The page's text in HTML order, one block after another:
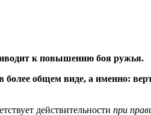
к повышению боя ружья.
общем виде, а именно:
действительности при